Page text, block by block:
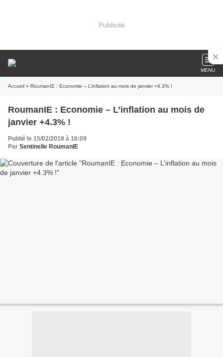
Publicité
MENU
Accueil » RoumanIE : Economie – L’inflation au mois de janvier +4.3% !
RoumanIE : Economie – L’inflation au mois de
janvier +4.3% !
Publié le 15/02/2018 à 16:09
Par Sentinelle RoumanIE